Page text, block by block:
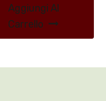
Aggiungi Al
Carrello